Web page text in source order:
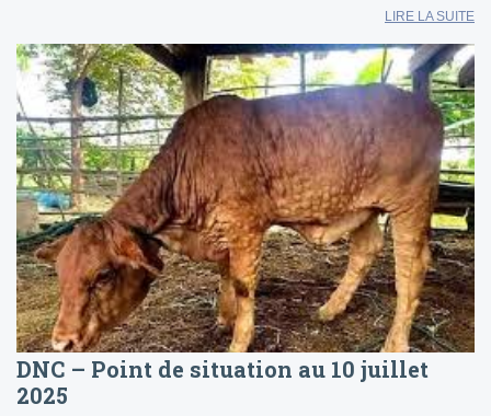
LIRE LA SUITE
DNC – Point de situation au 10 juillet
2025